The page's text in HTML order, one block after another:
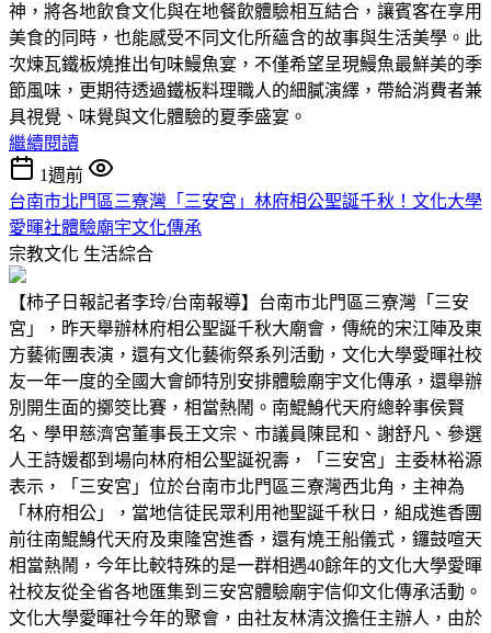
神，將各地飲食文化與在地餐飲體驗相互結合，讓賓客在享用
美食的同時，也能感受不同文化所蘊含的故事與生活美學。此
次煉瓦鐵板燒推出旬味鰻魚宴，不僅希望呈現鰻魚最鮮美的季
節風味，更期待透過鐵板料理職人的細膩演繹，帶給消費者兼
具視覺、味覺與文化體驗的夏季盛宴。
繼續閱讀
1週前
台南市北門區三寮灣「三安宮」林府相公聖誕千秋！文化大學
愛暉社體驗廟宇文化傳承
宗教文化 生活綜合
【柿子日報記者李玲/台南報導】台南市北門區三寮灣「三安
宮」，昨天舉辦林府相公聖誕千秋大廟會，傳統的宋江陣及東
方藝術團表演，還有文化藝術祭系列活動，文化大學愛暉社校
友一年一度的全國大會師特別安排體驗廟宇文化傳承，還舉辦
別開生面的擲筊比賽，相當熱鬧。南鯤鯓代天府總幹事侯賢
名、學甲慈濟宮董事長王文宗、市議員陳昆和、謝舒凡、參選
人王詩媛都到場向林府相公聖誕祝壽，「三安宮」主委林裕源
表示，「三安宮」位於台南市北門區三寮灣西北角，主神為
「林府相公」，當地信徒民眾利用祂聖誕千秋日，組成進香團
前往南鯤鯓代天府及東隆宮進香，還有燒王船儀式，鑼鼓喧天
相當熱鬧，今年比較特殊的是一群相遇40餘年的文化大學愛暉
社校友從全省各地匯集到三安宮體驗廟宇信仰文化傳承活動。
文化大學愛暉社今年的聚會，由社友林清汶擔任主辦人，由於